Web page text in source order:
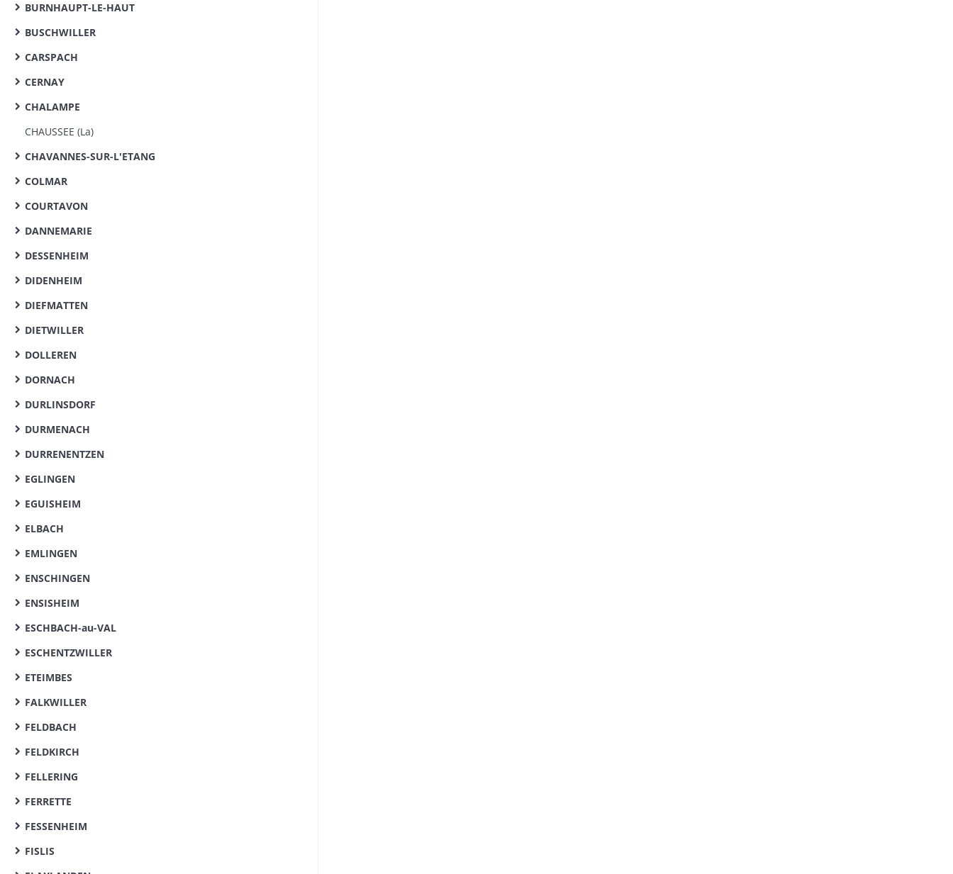
BURNHAUPT-LE-HAUT
BUSCHWILLER
CARSPACH
CERNAY
CHALAMPE
CHAUSSEE (La)
CHAVANNES-SUR-L'ETANG
COLMAR
COURTAVON
DANNEMARIE
DESSENHEIM
DIDENHEIM
DIEFMATTEN
DIETWILLER
DOLLEREN
DORNACH
DURLINSDORF
DURMENACH
DURRENENTZEN
EGLINGEN
EGUISHEIM
ELBACH
EMLINGEN
ENSCHINGEN
ENSISHEIM
ESCHBACH-au-VAL
ESCHENTZWILLER
ETEIMBES
FALKWILLER
FELDBACH
FELDKIRCH
FELLERING
FERRETTE
FESSENHEIM
FISLIS